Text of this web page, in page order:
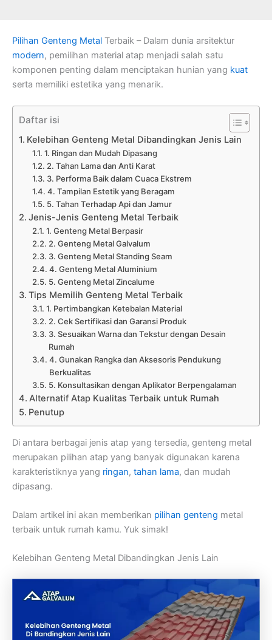
Pilihan Genteng Metal Terbaik – Dalam dunia arsitektur
modern, pemilihan material atap menjadi salah satu
komponen penting dalam menciptakan hunian yang kuat
serta memiliki estetika yang menarik.
Daftar isi
Kelebihan Genteng Metal Dibandingkan Jenis Lain
1. Ringan dan Mudah Dipasang
2. Tahan Lama dan Anti Karat
3. Performa Baik dalam Cuaca Ekstrem
4. Tampilan Estetik yang Beragam
5. Tahan Terhadap Api dan Jamur
Jenis-Jenis Genteng Metal Terbaik
1. Genteng Metal Berpasir
2. Genteng Metal Galvalum
3. Genteng Metal Standing Seam
4. Genteng Metal Aluminium
5. Genteng Metal Zincalume
Tips Memilih Genteng Metal Terbaik
1. Pertimbangkan Ketebalan Material
2. Cek Sertifikasi dan Garansi Produk
3. Sesuaikan Warna dan Tekstur dengan Desain
Rumah
4. Gunakan Rangka dan Aksesoris Pendukung
Berkualitas
5. Konsultasikan dengan Aplikator Berpengalaman
Alternatif Atap Kualitas Terbaik untuk Rumah
Penutup
Di antara berbagai jenis atap yang tersedia, genteng metal
merupakan pilihan atap yang banyak digunakan karena
karakteristiknya yang ringan, tahan lama, dan mudah
dipasang.
Dalam artikel ini akan memberikan pilihan genteng metal
terbaik untuk rumah kamu. Yuk simak!
Kelebihan Genteng Metal Dibandingkan Jenis Lain